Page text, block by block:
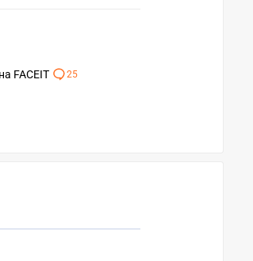
FACEIT 25